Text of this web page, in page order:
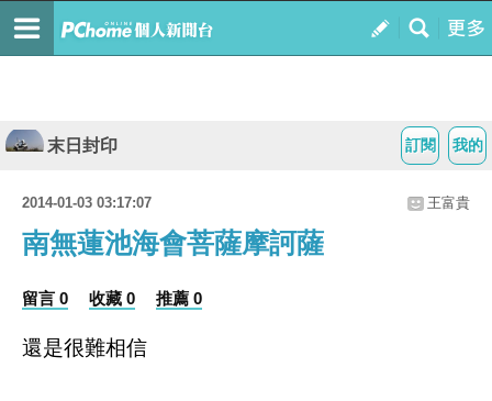
我的
訂閱
末日封印
2014-01-03 03:17:07 王富貴
南無蓮池海會菩薩摩訶薩
留言 0 收藏 0 推薦 0
還是很難相信